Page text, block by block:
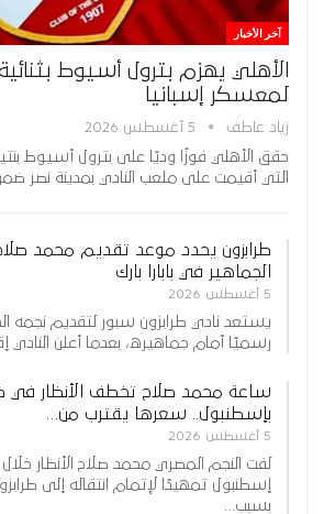
آخر الأخبار
الأهلي يهزم بترول أسيوط
لمعسكر إسبانيا
زياد عاطف 5 أغسطس 2026
التي أقيمت على ملعب النادي بمدينة نصر
طرابزون يحدد موعد تقديم محمد
الجماهير في بابارا بارك
5 أغسطس 2026
يستعد نادي طرابزون سبور لتقديم نجمه
رسميًا أمام جماهيره، بعدما أعلن النادي
ساعة محمد صلاح تخطف الأنظار في
بإسطنبول.. سعرها يقترب من…
5 أغسطس 2026
لفت النجم المصري محمد صلاح الأنظار
إسطنبول تمهيدًا لإتمام انتقاله إلى
بسبب…